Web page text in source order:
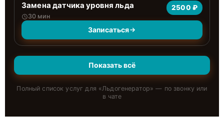
Замена датчика уровня льда
30 мин
2500 ₽
Записаться
Показать всё
Полный список услуг для «Льдогенератор» — по звонку или
в чате